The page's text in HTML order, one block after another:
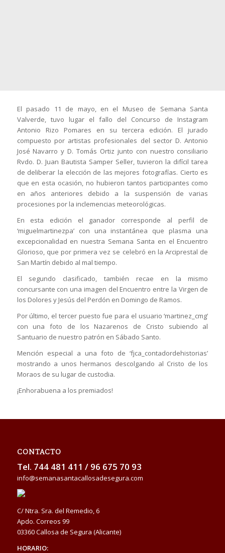
El pasado 11 de mayo, en el Museo de Semana Santa
Valverde, tuvo lugar el fallo del Concurso de Instagram
Antonio Rizo Pomares en su tercera edición. El jurado
compuesto por artistas profesionales del sector D. Antonio
José Navarro y D. Tomás Ortiz junto con nuestro consiliario
Rvdo. D. Juan Bautista Samper Seller, tuvieron la difícil tarea
de deliberar la elección de las mejores fotografías. Cierto es
que en esta ocasión, no hubieron tantos participantes como
en años anteriores debido a la suspensión de varias
procesiones por la inclemencias meteorológicas.
En esta edición el ganador corresponde al perfil de
‘miguelmartinezpa’ con una instantánea que plasma una
excepcionalidad en nuestra Semana Santa en el Encuentro
Glorioso, que por primera vez se celebró en la Arciprestal de
San Martín debido al mal tiempo.
El segundo clasificado, también recae en la mismo
concursante con una imagen del Encuentro entre la Virgen de
los Dolores y Jesús del Perdón en Domingo de Ramos.
Por último, el tercer puesto fue para el usuario ‘martinez_cmg’
con una foto de los Nazarenos de Cristo subiendo al
Santuario de nuestro patrón en Sábado Santo.
Mención especial a una foto de ‘fjca_contadordehistorias’
mostrando a unos hermanos descolgando al Cristo de los
Moraos de su lugar de custodia.
¡Enhorabuena a los premiados!
CONTACTO
Tel. 744 481 411 / 96 675 70 93
info@semanasantacallosadesegura.com
C/ Ntra. Sra. del Remedio, 6
Apdo. Correos 99
03360 Callosa de Segura (Alicante)
HORARIO: